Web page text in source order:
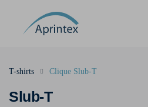
Slub-T
T-shirts Clique Slub-T